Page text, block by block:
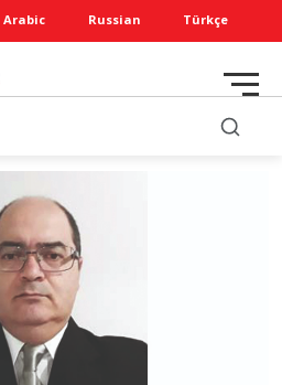
Arabic Russian Türkçe